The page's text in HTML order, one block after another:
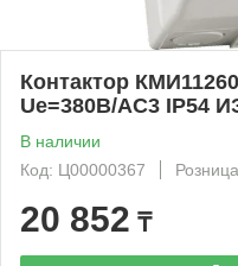
Контактор
Ue=380В/АС3 IP54
В наличии
Код: Ц00000367
Розница
20 852 ₸